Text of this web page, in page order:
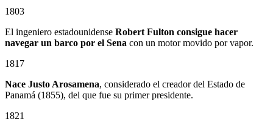
1803
El ingeniero estadounidense Robert Fulton consigue hacer
navegar un barco por el Sena con un motor movido por vapor.
1817
Nace Justo Arosamena, considerado el creador del Estado de
Panamá (1855), del que fue su primer presidente.
1821